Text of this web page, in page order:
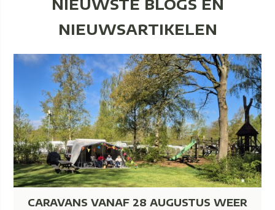
NIEUWSTE BLOGS EN
NIEUWSARTIKELEN
CARAVANS VANAF 28 AUGUSTUS WEER